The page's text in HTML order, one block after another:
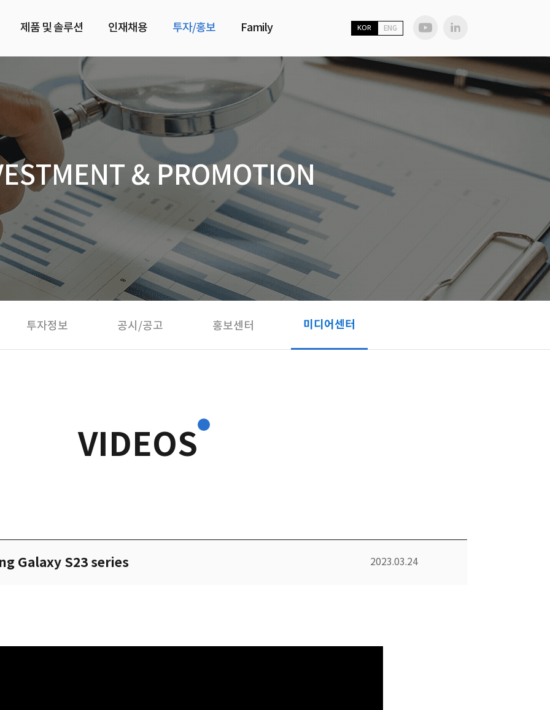
KOR ENG
제품 및 솔루션 인재채용 투자/홍보 Family
& PROMOTION
투자정보 공시/공고 홍보센터 미디어센터
VIDEOS
Galaxy S23 series 2023.03.24